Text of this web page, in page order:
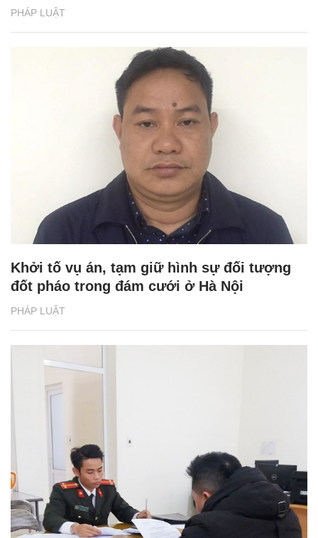
PHÁP LUẬT
PHÁP LUẬT
Khởi tố vụ án, tạm giữ hình sự đối tượng
đốt pháo trong đám cưới ở Hà Nội